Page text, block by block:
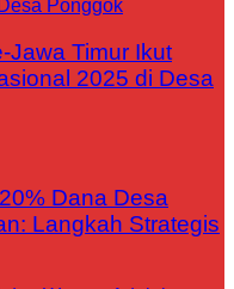
Jawa Timur Ikut
2025 di Desa
Dana Desa
Langkah Strategis